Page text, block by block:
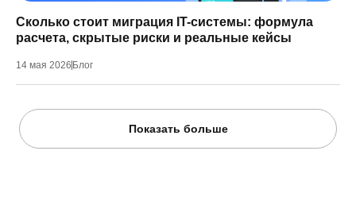
Сколько стоит миграция IT-системы: формула
расчета, скрытые риски и реальные кейсы
14 мая 2026 Блог
Показать больше